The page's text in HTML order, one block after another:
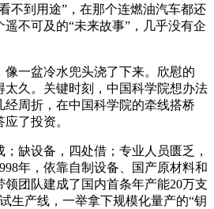
不到用途”，在那个连燃油汽车都还
不可及的“未来故事”，几乎没有企
像一盆冷水兜头浇了下来。欣慰的
太久。关键时刻，中国科学院想办法
经周折，在中国科学院的牵线搭桥
了投资。
缺设备，四处借；专业人员匮乏，
年，依靠自制设备、国产原材料和
领团队建成了国内首条年产能20万支
生产线，一举拿下规模化量产的“钥